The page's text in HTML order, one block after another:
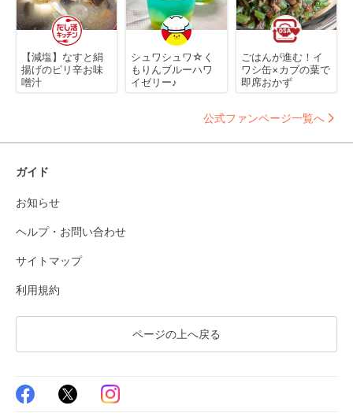
【減塩】なすと絹
揚げのピリ辛お味
噌汁
シュワシュワ☆く
もりんブルーハワ
イゼリー♪
ごはんが進む！イ
ワシ缶×カブの葉で
即席おかず
公式ファンページ一覧へ
ガイド
お知らせ
ヘルプ・お問い合わせ
サイトマップ
利用規約
ページの上へ戻る